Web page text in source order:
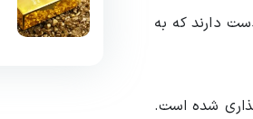
دارند که به
شده است.